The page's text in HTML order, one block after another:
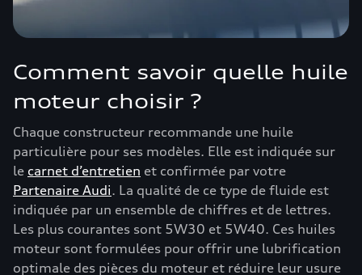
Comment savoir quelle huile
moteur choisir ?
Chaque constructeur recommande une huile
particulière pour ses modèles. Elle est indiquée sur
le carnet d’entretien et confirmée par votre
Partenaire Audi. La qualité de ce type de fluide est
indiquée par un ensemble de chiffres et de lettres.
Les plus courantes sont 5W30 et 5W40. Ces huiles
moteur sont formulées pour offrir une lubrification
optimale des pièces du moteur et réduire leur usure